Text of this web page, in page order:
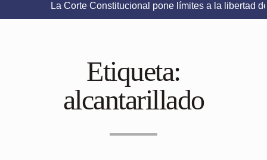
Corte Constitucional pone límites a la libertad de expresión
Etiqueta:
alcantarillado